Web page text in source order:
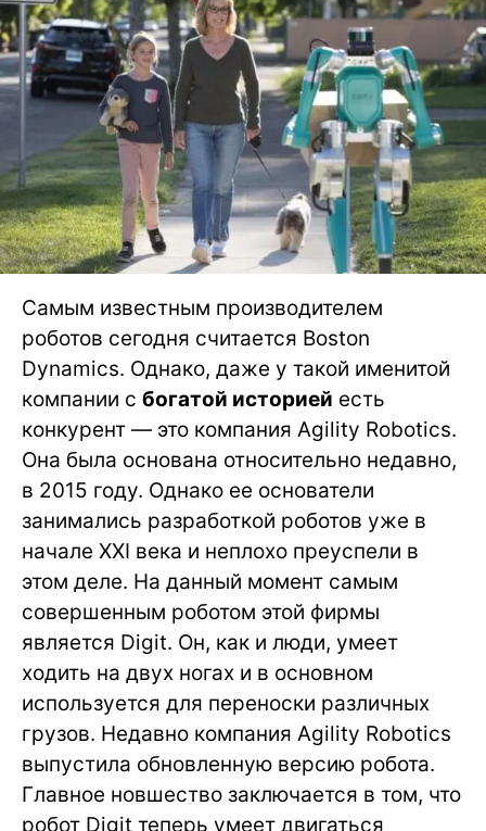
Самым известным производителем
роботов сегодня считается Boston
Dynamics. Однако, даже у такой именитой
компании с богатой историей есть
конкурент — это компания Agility Robotics.
Она была основана относительно недавно,
в 2015 году. Однако ее основатели
занимались разработкой роботов уже в
начале XXI века и неплохо преуспели в
этом деле. На данный момент самым
совершенным роботом этой фирмы
является Digit. Он, как и люди, умеет
ходить на двух ногах и в основном
используется для переноски различных
грузов. Недавно компания Agility Robotics
выпустила обновленную версию робота.
Главное новшество заключается в том, что
робот Digit теперь умеет двигаться